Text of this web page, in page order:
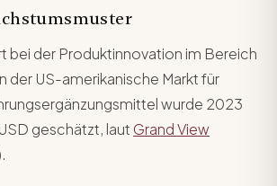
bei der Produktinnovation im Bereich
der US-amerikanische Markt für
wurde 2023
geschätzt, laut Grand View